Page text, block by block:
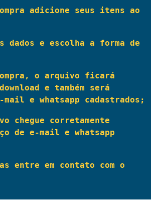
adicione seus itens ao
dados e escolha a forma de
o arquivo ficará
e também será
e whatsapp cadastrados;
chegue corretamente
de e-mail e whatsapp
entre em contato com o